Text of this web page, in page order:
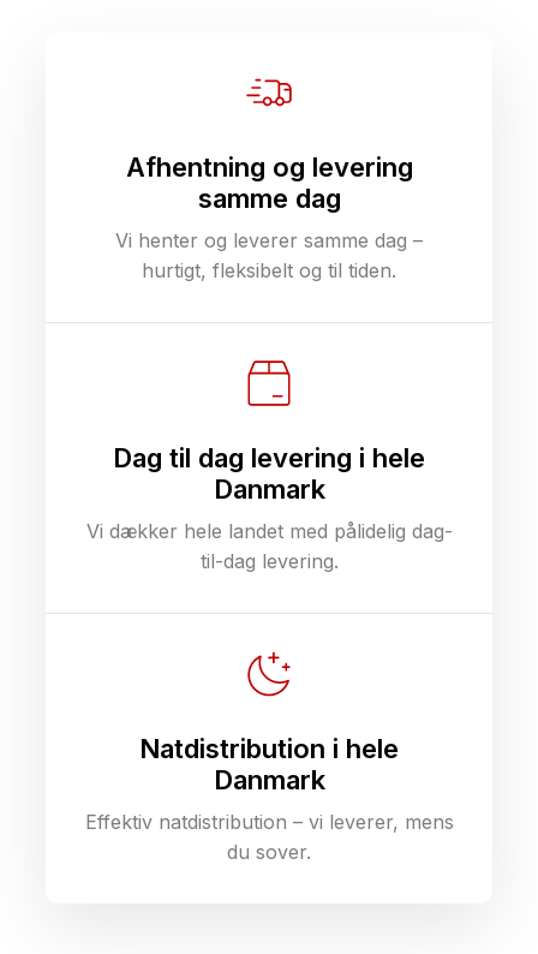
Afhentning og levering
samme dag
Vi henter og leverer samme dag –
hurtigt, fleksibelt og til tiden.
Dag til dag levering i hele
Danmark
Vi dækker hele landet med pålidelig dag-
til-dag levering.
Natdistribution i hele
Danmark
Effektiv natdistribution – vi leverer, mens
du sover.